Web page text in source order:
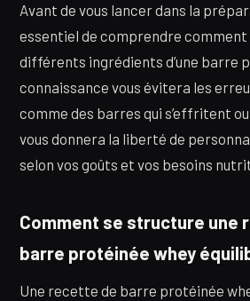
Avant de vous lancer dans la
essentiel de comprendre comment
différents ingrédients d’une barre
connaissance vous évitera les
comme des barres qui s’effritent
vous donnera la liberté de
selon vos goûts et vos besoins
Comment se structure une
barre protéinée whey
Une recette de barre protéinée